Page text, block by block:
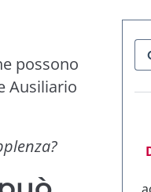
possono
Ausiliario